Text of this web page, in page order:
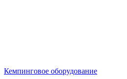
Кемпинговое оборудование